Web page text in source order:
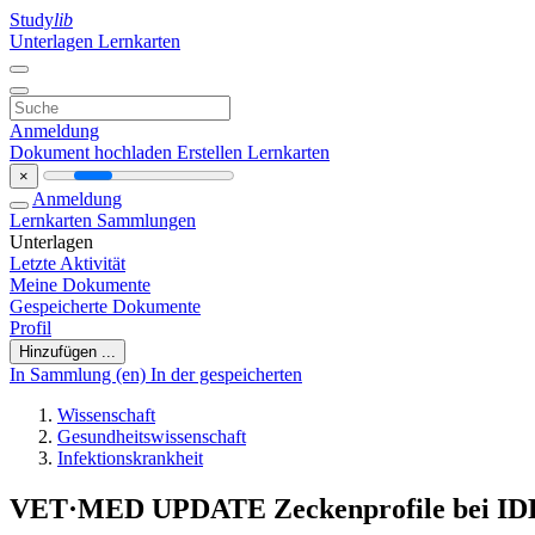
Studylib
Unterlagen Lernkarten
Anmeldung
Dokument hochladen Erstellen Lernkarten
×
Anmeldung
Lernkarten Sammlungen
Unterlagen
Letzte Aktivität
Meine Dokumente
Gespeicherte Dokumente
Profil
Hinzufügen ...
In Sammlung (en) In der gespeicherten
Wissenschaft
Gesundheitswissenschaft
Infektionskrankheit
VET·MED UPDATE Zeckenprofile bei